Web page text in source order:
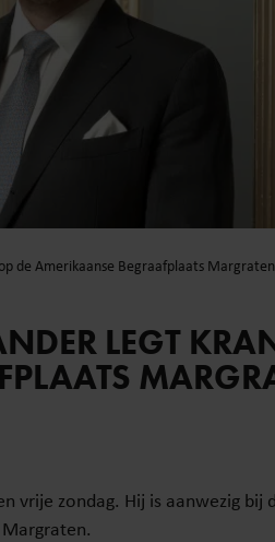
de Amerikaanse Begraafplaats Margraten
LEGT
vrije zondag. Hij is aanwezig bij